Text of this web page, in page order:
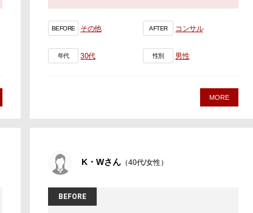
BEFORE その他 AFTER コンサル
年代 30代 性別 男性
MORE
K・Wさん （40代/女性）
BEFORE